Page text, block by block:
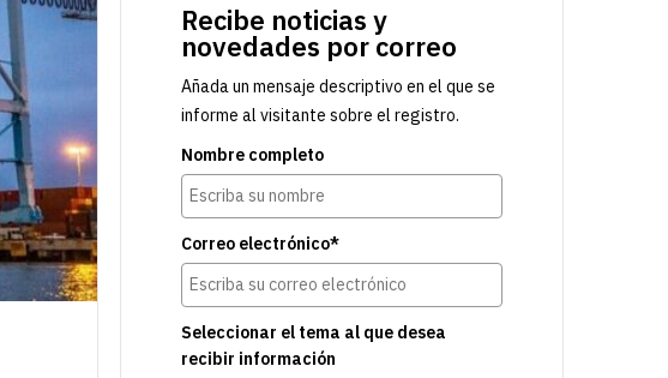
Recibe noticias y
novedades por correo
Añada un mensaje descriptivo en el que se
informe al visitante sobre el registro.
Nombre completo
Correo electrónico*
Seleccionar el tema al que desea
recibir información